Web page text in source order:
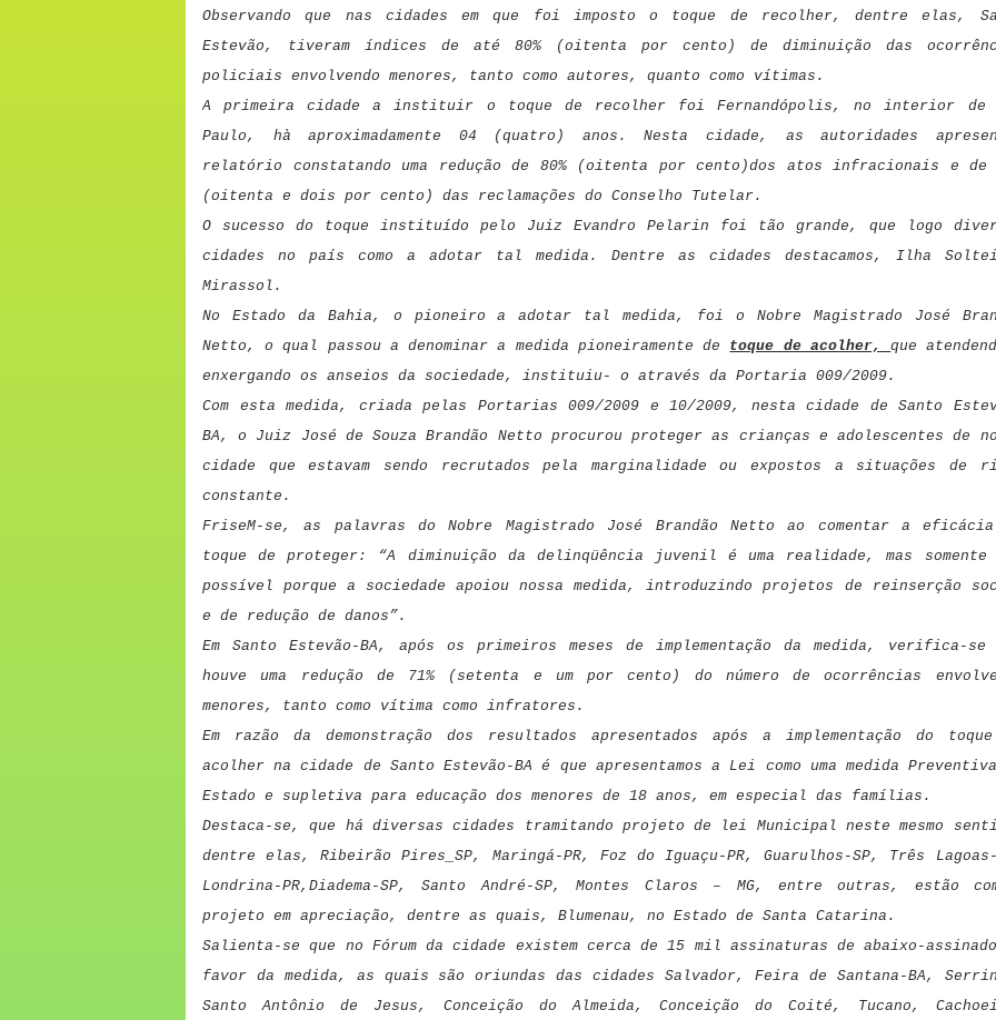
Observando que nas cidades em que foi imposto o toque de recolher, dentre elas,
Estevão, tiveram índices de até 80% (oitenta por cento) de diminuição das
policiais envolvendo menores, tanto como autores, quanto como vítimas.
A primeira cidade a instituir o toque de recolher foi Fernandópolis, no interior de
Paulo, hà aproximadamente 04 (quatro) anos. Nesta cidade, as autoridades
relatório constatando uma redução de 80% (oitenta por cento)dos atos infracionais e de
(oitenta e dois por cento) das reclamações do Conselho Tutelar.
O sucesso do toque
instituído pelo Juiz Evandro Pelarin foi tão grande, que logo
cidades no país como a adotar tal medida. Dentre as cidades destacamos, Ilha
Mirassol.
No Estado da Bahia, o pioneiro a adotar tal medida, foi o Nobre Magistrado José
Netto, o qual passou a denominar a medida pioneiramente de toque de acolher,
que
enxergando os anseios da sociedade, instituiu- o através da Portaria 009/2009.
Com esta medida, criada pelas Portarias 009/2009 e 10/2009, nesta cidade de Santo
BA, o Juiz José de Souza Brandão Netto procurou proteger as crianças e adolescentes de
cidade que estavam sendo recrutados pela marginalidade ou expostos a situações de
constante.
FriseM-se, as palavras do Nobre Magistrado José Brandão Netto ao comentar a
toque de proteger: “A diminuição da delinqüência juvenil é uma realidade, mas
possível porque a sociedade apoiou nossa medida, introduzindo projetos de reinserção
e de redução de danos”.
Em Santo Estevão-BA, após os primeiros meses de implementação da medida, verifica-se
houve uma redução de 71% (setenta e um por cento) do número de ocorrências
menores, tanto como vítima como infratores.
Em razão da demonstração dos resultados apresentados após a implementação do
acolher na cidade de Santo Estevão-BA é que apresentamos a Lei como uma medida
Estado e supletiva para educação dos menores de 18 anos, em especial das famílias.
Destaca-se, que há diversas cidades tramitando projeto de lei Municipal neste mesmo
dentre elas, Ribeirão Pires_SP, Maringá-PR, Foz do Iguaçu-PR, Guarulhos-SP, Três Lagoas-
Londrina-PR,Diadema-SP, Santo André-SP, Montes Claros – MG, entre outras, estão
projeto em apreciação, dentre as quais, Blumenau, no Estado de Santa Catarina.
Salienta-se que no Fórum da cidade existem cerca de 15 mil assinaturas de abaixo-
favor da medida, as quais são oriundas das cidades Salvador, Feira de Santana-BA,
Santo Antônio de Jesus, Conceição do Almeida, Conceição do Coité, Tucano,